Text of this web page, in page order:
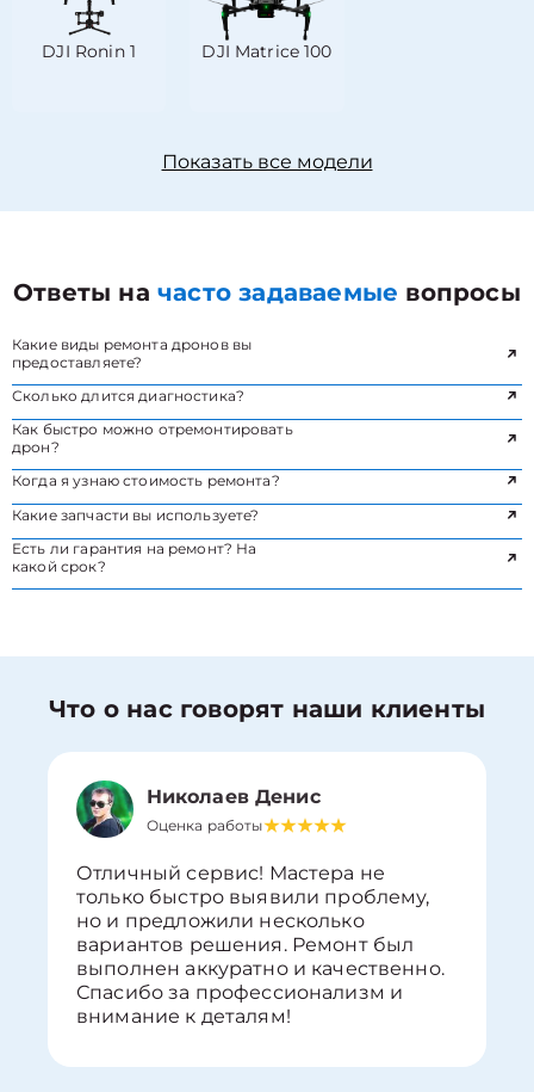
DJI Ronin 1 DJI Matrice 100
Показать все модели
Ответы начасто задаваемые вопросы
Какие виды ремонта дронов вы
предоставляете?
Сколько длится диагностика?
Как быстро можно отремонтировать
дрон?
Когда я узнаю стоимость ремонта?
Какие запчасти вы используете?
Есть ли гарантия на ремонт? На
какой срок?
Что о нас говорят наши клиенты
Николаев Денис
Оценка работы
Отличный сервис! Мастера не
только быстро выявили проблему,
но и предложили несколько
вариантов решения. Ремонт был
выполнен аккуратно и качественно.
Спасибо за профессионализм и
внимание к деталям!